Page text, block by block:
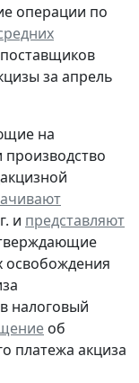
операции по
за апрель
на
и представляют
освобождения
в налоговый
об
платежа акциза